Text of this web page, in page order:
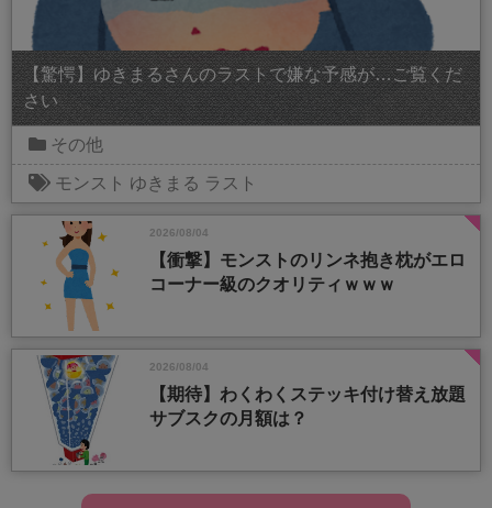
【驚愕】ゆきまるさんのラストで嫌な予感が…ご覧くだ
さい
その他
モンスト ゆきまる ラスト
2026/08/04
【衝撃】モンストのリンネ抱き枕がエロ
コーナー級のクオリティｗｗｗ
2026/08/04
【期待】わくわくステッキ付け替え放題
サブスクの月額は？